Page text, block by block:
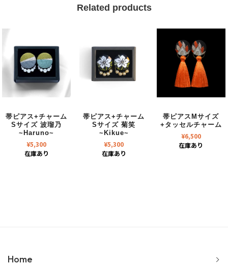
Related products
帯ピアス+チャーム
Sサイズ 波瑠乃
~Haruno~
¥5,300
在庫あり
帯ピアス+チャーム
Sサイズ 菊笑
~Kikue~
¥5,300
在庫あり
帯ピアスMサイズ
+タッセルチャーム
¥6,500
在庫あり
Home